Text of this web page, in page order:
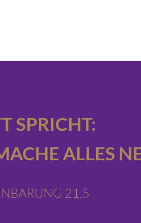
SPRICHT:
ALLES
21,5